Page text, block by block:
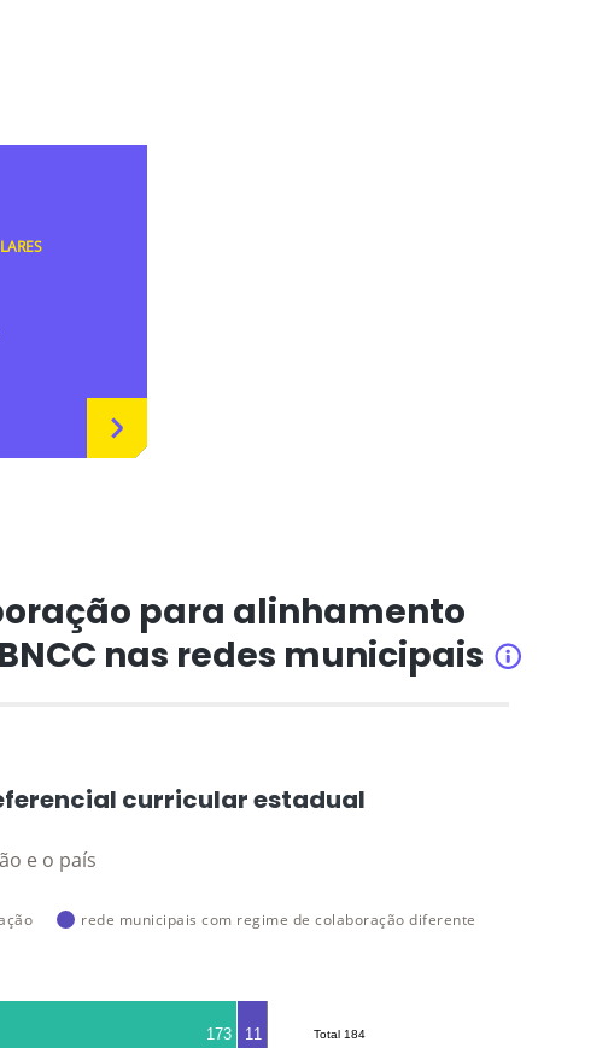
para alinhamento
nas redes municipais
curricular estadual
e o país
rede municipais com regime de colaboração diferente
173 11 Total 184
Total 184